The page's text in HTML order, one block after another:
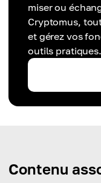
miser ou
Cryptomus,
et gérez vos
outils pratiques.
Contenu